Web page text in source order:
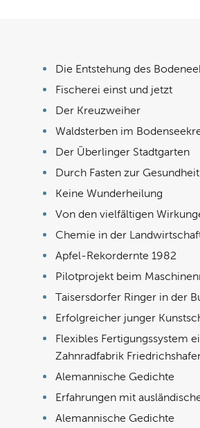
Die Entstehung des
Fischerei einst und jetzt
Der Kreuzweiher
Waldsterben im
Der Überlinger Stadtgarten
Durch Fasten zur Gesundheit
Keine Wunderheilung
Von den vielfältigen
Chemie in der
Apfel-Rekordernte 1982
Pilotprojekt beim
Taisersdorfer Ringer in der
Erfolgreicher junger
Flexibles Fertigungssystem
Zahnradfabrik
Alemannische Gedichte
Erfahrungen mit
Alemannische Gedichte